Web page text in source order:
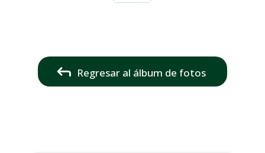
Regresar al álbum de fotos